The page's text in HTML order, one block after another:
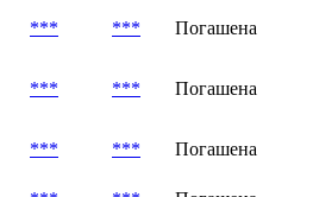
*** ***
Погашена
*** *** Погашена
*** ***
Погашена